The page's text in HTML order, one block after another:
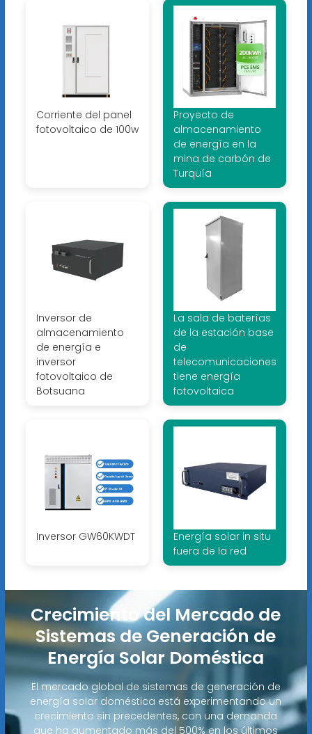
Corriente del panel
fotovoltaico de 100w
Proyecto de
almacenamiento
de energía en la
mina de carbón de
Turquía
Inversor de
almacenamiento
de energía e
inversor
fotovoltaico de
Botsuana
La sala de baterías
de la estación base
de
telecomunicaciones
tiene energía
fotovoltaica
Inversor GW60KWDT
Energía solar in situ
fuera de la red
Crecimiento del Mercado de
Sistemas de Generación de
Energía Solar Doméstica
El mercado global de sistemas de generación de
energía solar doméstica está experimentando un
crecimiento sin precedentes, con una demanda
que ha aumentado más del 500% en los últimos